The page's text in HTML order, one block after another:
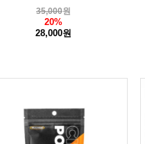
35,000원
20%
28,000원